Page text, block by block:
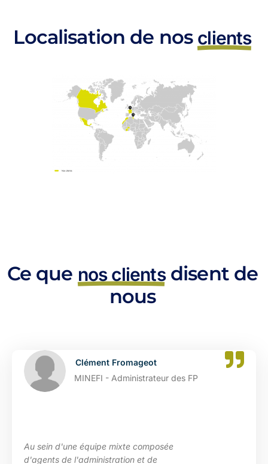
Localisation de nos clients
Ce que nos clientsdisent de
nous
Clément Fromageot
MINEFI - Administrateur des FP
Au sein d'une équipe mixte composée
d'agents de l'administration et de